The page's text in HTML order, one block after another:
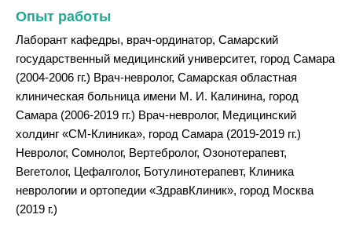
Опыт работы
Лаборант кафедры, врач-ординатор, Самарский
государственный медицинский университет, город Самара
(2004-2006 гг.) Врач-невролог, Самарская областная
клиническая больница имени М. И. Калинина, город
Самара (2006-2019 гг.) Врач-невролог, Медицинский
холдинг «СМ-Клиника», город Самара (2019-2019 гг.)
Невролог, Сомнолог, Вертебролог, Озонотерапевт,
Вегетолог, Цефалголог, Ботулинотерапевт, Клиника
неврологии и ортопедии «ЗдравКлиник», город Москва
(2019 г.)